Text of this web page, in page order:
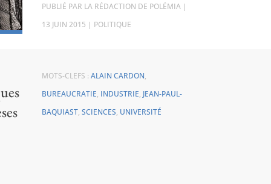
PAR LA RÉDACTION DE POLÉMIA |
13 JUIN 2015 | POLITIQUE
MOTS-CLEFS : ALAIN CARDON,
BUREAUCRATIE, INDUSTRIE, JEAN-PAUL-
BAQUIAST, SCIENCES, UNIVERSITÉ